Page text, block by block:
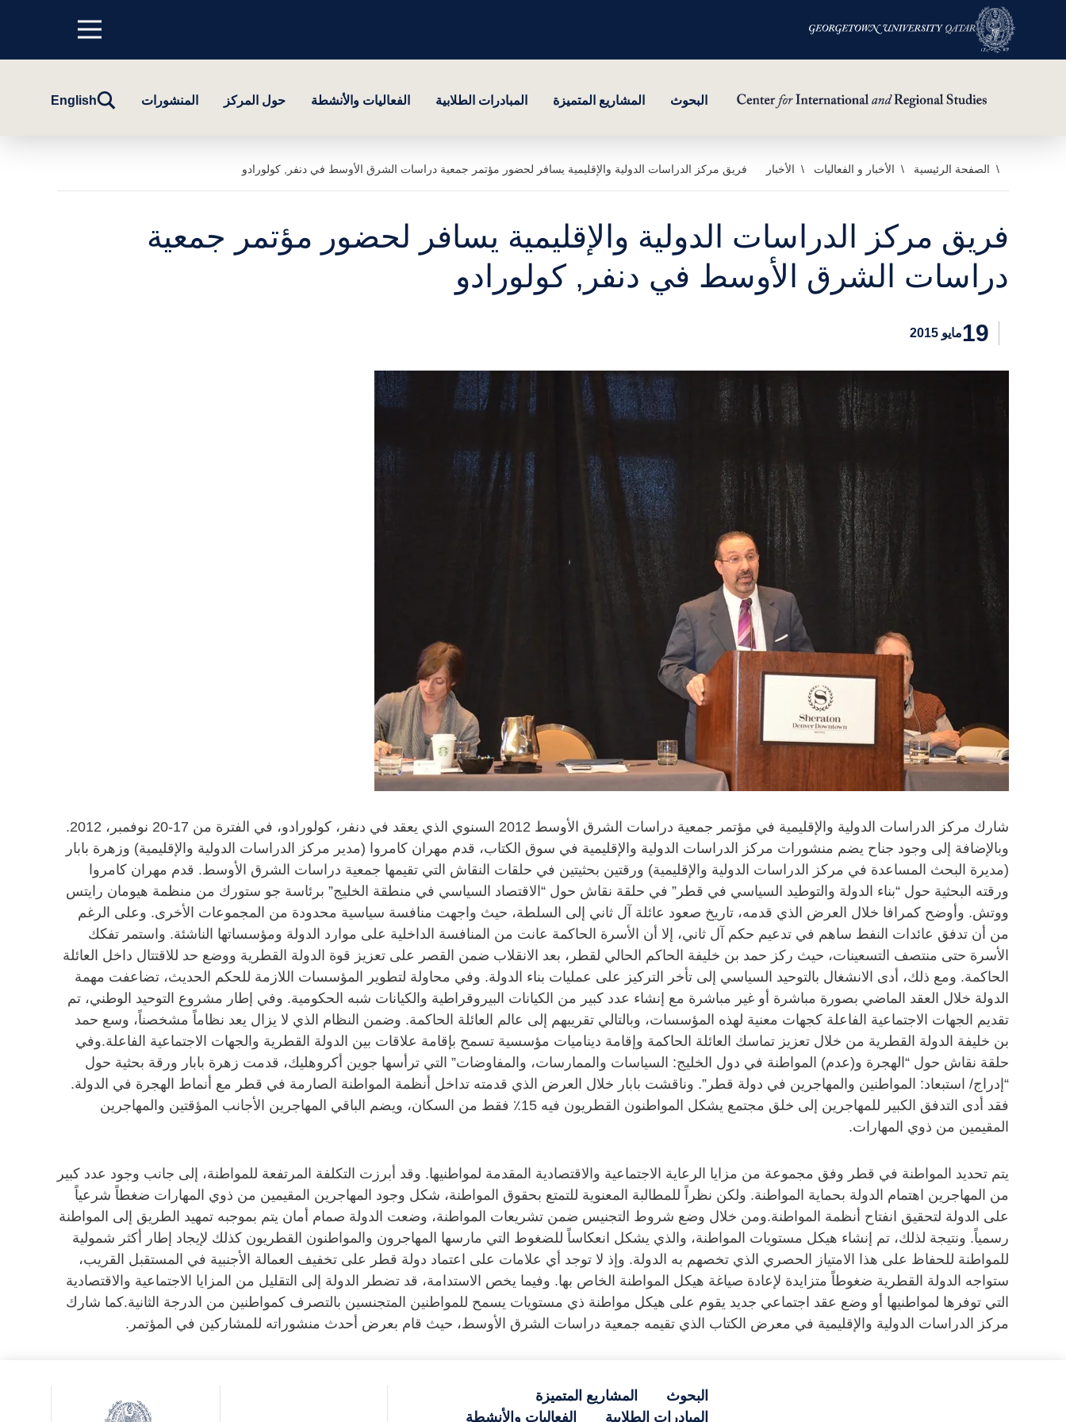
Menu
top
البحوث المشاريع المتميزة المبادرات الطلابية الفعاليات والأنشطة حول المركز المنشورات
تبديلEnglish
الصفحة الرئيسية الأخبار و الفعاليات الأخبار فريق مركز الدراسات الدولية والإقليمية يسافر لحضور مؤتمر جمعية دراسات الشرق الأوسط في دنفر, كولورادو
فريق مركز الدراسات الدولية والإقليمية يسافر لحضور مؤتمر جمعية
دراسات الشرق الأوسط في دنفر, كولورادو
19مايو 2015
شارك مركز الدراسات الدولية والإقليمية في مؤتمر جمعية دراسات الشرق الأوسط 2012 السنوي الذي يعقد في دنفر، كولورادو، في الفترة من 17-20 نوفمبر، 2012.
وبالإضافة إلى وجود جناح يضم منشورات مركز الدراسات الدولية والإقليمية في سوق الكتاب، قدم مهران كامروا (مدير مركز الدراسات الدولية والإقليمية) وزهرة بابار
(مديرة البحث المساعدة في مركز الدراسات الدولية والإقليمية) ورقتين بحثيتين في حلقات النقاش التي تقيمها جمعية دراسات الشرق الأوسط. ‎قدم مهران كامروا
ورقته البحثية حول “بناء الدولة والتوطيد السياسي في قطر” في حلقة نقاش حول “الاقتصاد السياسي في منطقة الخليج” برئاسة جو ستورك من منظمة هيومان رايتس
ووتش. وأوضح كمرافا خلال العرض الذي قدمه، تاريخ صعود عائلة آل ثاني إلى السلطة، حيث واجهت منافسة سياسية محدودة من المجموعات الأخرى. وعلى الرغم
من أن تدفق عائدات النفط ساهم في تدعيم حكم آل ثاني، إلا أن الأسرة الحاكمة عانت من المنافسة الداخلية على موارد الدولة ومؤسساتها الناشئة. واستمر تفكك
الأسرة حتى منتصف التسعينات، حيث ركز حمد بن خليفة الحاكم الحالي لقطر، بعد الانقلاب ضمن القصر على تعزيز قوة الدولة القطرية ووضع حد للاقتتال داخل العائلة
الحاكمة. ومع ذلك، أدى الانشغال بالتوحيد السياسي إلى تأخر التركيز على عمليات بناء الدولة. وفي محاولة لتطوير المؤسسات اللازمة للحكم الحديث، تضاعفت مهمة
الدولة خلال العقد الماضي بصورة مباشرة أو غير مباشرة مع إنشاء عدد كبير من الكيانات البيروقراطية والكيانات شبه الحكومية. وفي إطار مشروع التوحيد الوطني، تم
تقديم الجهات الاجتماعية الفاعلة كجهات معنية لهذه المؤسسات، وبالتالي تقريبهم إلى عالم العائلة الحاكمة. وضمن النظام الذي لا يزال يعد نظاماً مشخصناً، وسع حمد
بن خليفة الدولة القطرية من خلال تعزيز تماسك العائلة الحاكمة وإقامة ديناميات مؤسسية تسمح بإقامة علاقات بين الدولة القطرية والجهات الاجتماعية الفاعلة.وفي
حلقة نقاش حول “الهجرة و(عدم) المواطنة في دول الخليج: السياسات والممارسات، والمفاوضات” التي ترأسها جوين أكروهليك، قدمت زهرة بابار ورقة بحثية حول
“إدراج/ استبعاد: المواطنين والمهاجرين في دولة قطر”. وناقشت بابار خلال العرض الذي قدمته تداخل أنظمة المواطنة الصارمة في قطر مع أنماط الهجرة في الدولة.
فقد أدى التدفق الكبير للمهاجرين إلى خلق مجتمع يشكل المواطنون القطريون فيه 15٪ فقط من السكان، ويضم الباقي المهاجرين الأجانب المؤقتين والمهاجرين
المقيمين من ذوي المهارات.
يتم تحديد المواطنة في قطر وفق مجموعة من مزايا الرعاية الاجتماعية والاقتصادية المقدمة لمواطنيها. وقد أبرزت التكلفة المرتفعة للمواطنة، إلى جانب وجود عدد كبير
من المهاجرين اهتمام الدولة بحماية المواطنة. ولكن نظراً للمطالبة المعنوية للتمتع بحقوق المواطنة، شكل وجود المهاجرين المقيمين من ذوي المهارات ضغطاً شرعياً
على الدولة لتحقيق انفتاح أنظمة المواطنة.ومن خلال وضع شروط التجنيس ضمن تشريعات المواطنة، وضعت الدولة صمام أمان يتم بموجبه تمهيد الطريق إلى المواطنة
رسمياً. ونتيجة لذلك، تم إنشاء هيكل مستويات المواطنة، والذي يشكل انعكاساً للضغوط التي مارسها المهاجرون والمواطنون القطريون كذلك لإيجاد إطار أكثر شمولية
للمواطنة للحفاظ على هذا الامتياز الحصري الذي تخصهم به الدولة. وإذ لا توجد أي علامات على اعتماد دولة قطر على تخفيف العمالة الأجنبية في المستقبل القريب،
ستواجه الدولة القطرية ضغوطاً متزايدة لإعادة صياغة هيكل المواطنة الخاص بها. وفيما يخص الاستدامة، قد تضطر الدولة إلى التقليل من المزايا الاجتماعية والاقتصادية
التي توفرها لمواطنيها أو وضع عقد اجتماعي جديد يقوم على هيكل مواطنة ذي مستويات يسمح للمواطنين المتجنسين بالتصرف كمواطنين من الدرجة الثانية.كما شارك
مركز الدراسات الدولية والإقليمية في معرض الكتاب الذي تقيمه جمعية دراسات الشرق الأوسط، حيث قام بعرض أحدث منشوراته للمشاركين في المؤتمر.
البحوث
المشاريع المتميزة
المبادرات الطلابية
الفعاليات والأنشطة